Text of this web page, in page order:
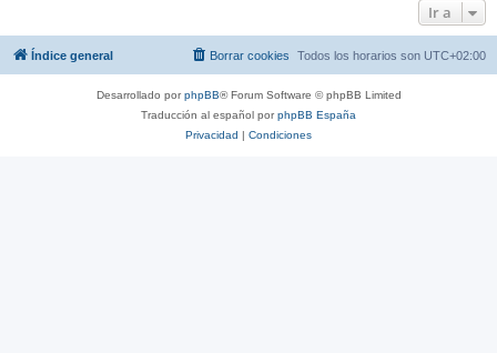
Ir a
Índice general Todos los horarios son UTC+02:00
Borrar cookies
Desarrollado porphpBB® Forum Software © phpBB Limited
Traducción al español porphpBB España
Privacidad | Condiciones